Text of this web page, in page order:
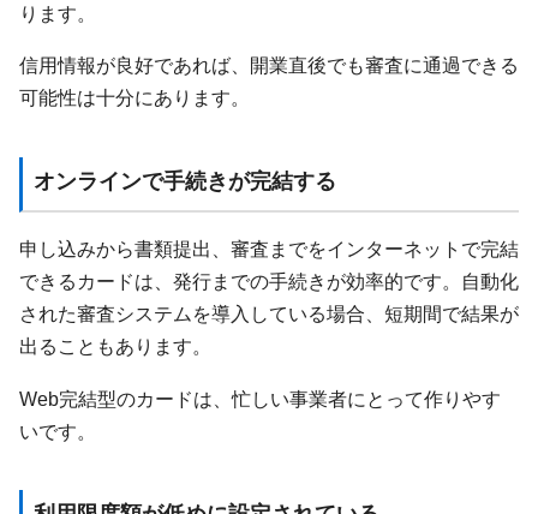
ります。
信用情報が良好であれば、開業直後でも審査に通過できる
可能性は十分にあります。
オンラインで手続きが完結する
申し込みから書類提出、審査までをインターネットで完結
できるカードは、発行までの手続きが効率的です。自動化
された審査システムを導入している場合、短期間で結果が
出ることもあります。
Web完結型のカードは、忙しい事業者にとって作りやす
いです。